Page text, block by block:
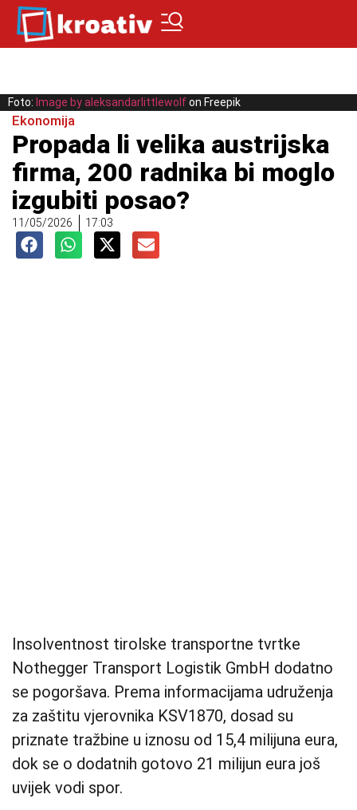
Foto: Image by aleksandarlittlewolfon Freepik
Ekonomija
Propada li velika austrijska
firma, 200 radnika bi moglo
izgubiti posao?
11/05/2026 17:03
Insolventnost tirolske transportne tvrtke
Nothegger Transport Logistik GmbH dodatno
se pogoršava. Prema informacijama udruženja
za zaštitu vjerovnika KSV1870, dosad su
priznate tražbine u iznosu od 15,4 milijuna eura,
dok se o dodatnih gotovo 21 milijun eura još
uvijek vodi spor.